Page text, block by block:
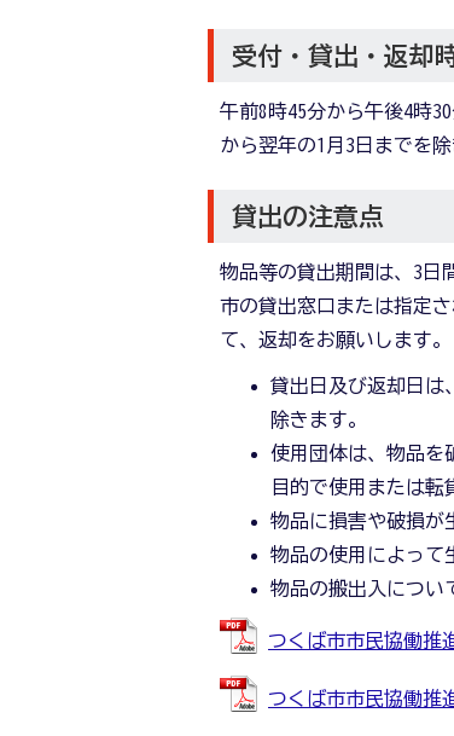
受付・貸出・返却
午前8時45分から午後4時
から翌年の1月3日までを除
貸出の注意点
物品等の貸出期間は、3日
市の貸出窓口または指定
て、返却をお願いします。
貸出日及び返却日は
除きます。
使用団体は、物品を
目的で使用または転
物品に損害や破損が
物品の使用によって
物品の搬出入につい
つくば市市民協働推
つくば市市民協働推